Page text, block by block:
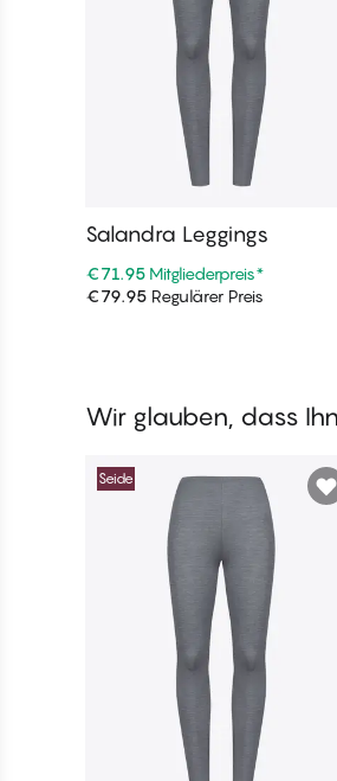
In den Warenkorb
Salandra Leggings
€71.95 Mitgliederpreis*
€79.95 Regulärer Preis
Wir glauben, dass
Seide